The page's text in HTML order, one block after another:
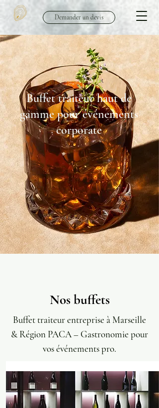
Demander un devis
Buffet traiteur haut de
gamme pour événements
corporate
Nos buffets
Buffet traiteur entreprise à Marseille
& Région PACA – Gastronomie pour
vos événements pro.